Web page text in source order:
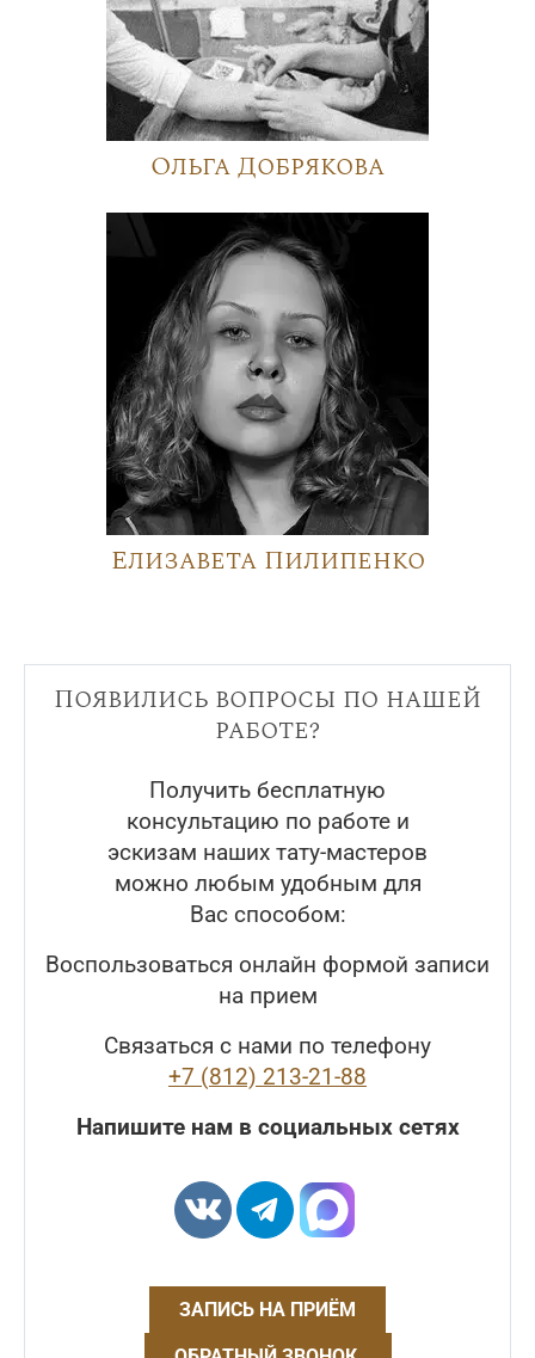
Ольга Добрякова
Елизавета Пилипенко
Появились вопросы по нашей
работе?
Получить бесплатную
консультацию по работе и
эскизам наших тату-мастеров
можно любым удобным для
Вас способом:
Воспользоваться онлайн формой записи
на прием
Связаться с нами по телефону
+7 (812) 213-21-88
Напишите нам в социальных сетях
ЗАПИСЬ НА ПРИЁМ